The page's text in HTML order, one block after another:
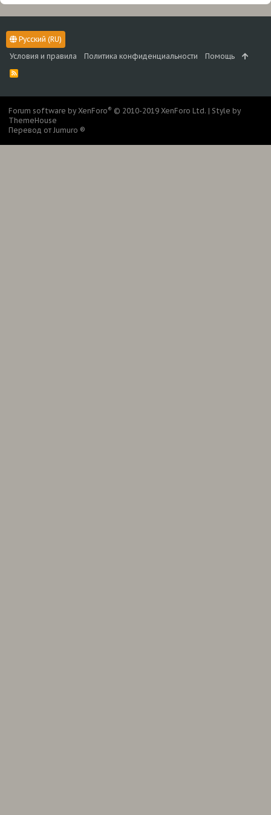
Русский (RU)
Условия и правила
Политика конфиденциальности Помощь
R
S
Forum software by XenForo® © 2010-2019 XenForo Ltd. | Style by
ThemeHouse
Перевод от Jumuro ®